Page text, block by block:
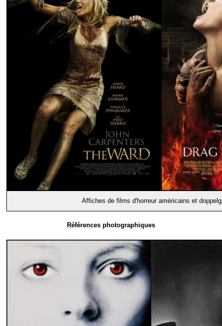
Affiches de films d'horreur américains et
Références photographiques